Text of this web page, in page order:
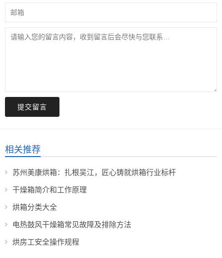
提交留言
相关推荐
苏州美康烘箱：扎根吴江，匠心铸就烘箱行业标杆
干燥箱简介和工作原理
烘箱分类大全
电热鼓风干燥箱常见故障及排除方法
烘房工安全操作规程